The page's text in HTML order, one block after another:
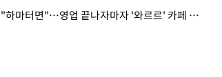
· "하마터면"…영업 끝나자마자 '와르르' 카페 테라스 덮친 대리석 외벽